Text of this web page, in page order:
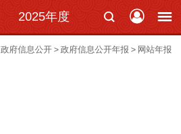
2025年度
政府信息公开>政府信息公开年报 > 网站年报